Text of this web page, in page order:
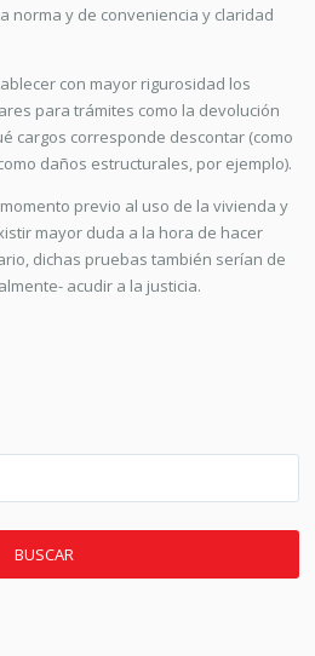
norma y de conveniencia y claridad
con mayor rigurosidad los
para trámites como la devolución
cargos corresponde descontar (como
daños estructurales, por ejemplo).
previo al uso de la vivienda y
mayor duda a la hora de hacer
dichas pruebas también serían de
acudir a la justicia.
BUSCAR